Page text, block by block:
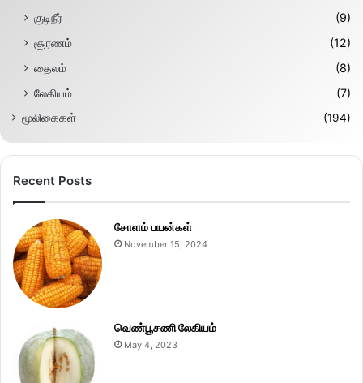
குடிநீர்
(9)
சூரணம்
(12)
தைலம்
(8)
லேகியம்
(7)
மூலிகைகள் (194)
Recent Posts
சோளம் பயன்கள்
November 15, 2024
வெண்பூசணி லேகியம்
May 4, 2023